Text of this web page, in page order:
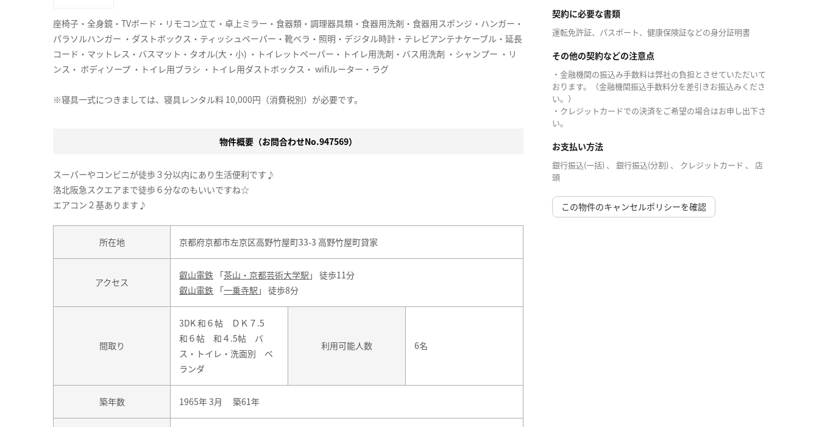
契約に必要な書類
運転免許証、パスポート、健康保険証などの身分証明書
その他の契約などの注意点
・金融機関の振込み手数料は弊社の負担とさせていただいて
おります。（金融機関振込手数料分を差引きお振込みくださ
い。）
・クレジットカードでの決済をご希望の場合はお申し出下さ
い。
お支払い方法
銀行振込(一括) 、 銀行振込(分割) 、 クレジットカード 、 店
頭
この物件のキャンセルポリシーを確認
座椅子・全身鏡・TVボード・リモコン立て・卓上ミラー・食器類・調理器具類・食器用洗剤・食器用スポンジ・ハンガー・
パラソルハンガー ・ダストボックス・ティッシュペーパー・靴ベラ・照明・デジタル時計・テレビアンテナケーブル・延長
コード・マットレス・バスマット・タオル(大・小) ・トイレットペーパー・トイレ用洗剤・バス用洗剤 ・シャンプー ・リ
ンス・ ボディソープ ・トイレ用ブラシ ・トイレ用ダストボックス・ wifiルーター・ラグ
※寝具一式につきましては、寝具レンタル料 10,000円（消費税別）が必要です。
物件概要（お問合わせNo.947569）
スーパーやコンビニが徒歩３分以内にあり生活便利です♪
洛北阪急スクエアまで徒歩６分なのもいいですね☆
エアコン２基あります♪
所在地 京都府京都市左京区高野竹屋町33-3 高野竹屋町貸家
アクセス
叡山電鉄 「茶山・京都芸術大学駅 」 徒歩11分
叡山電鉄 「一乗寺駅 」 徒歩8分
間取り
3DK 和６帖 ＤＫ７.5
和６帖 和４.5帖 バ
ス・トイレ・洗面別 ベ
ランダ
利用可能人数 6名
築年数 1965年 3月 築61年